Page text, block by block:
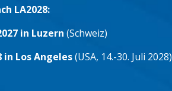
LA2028:
in Luzern (Schweiz)
in Los Angeles(USA, 14.-30. Juli 2028)